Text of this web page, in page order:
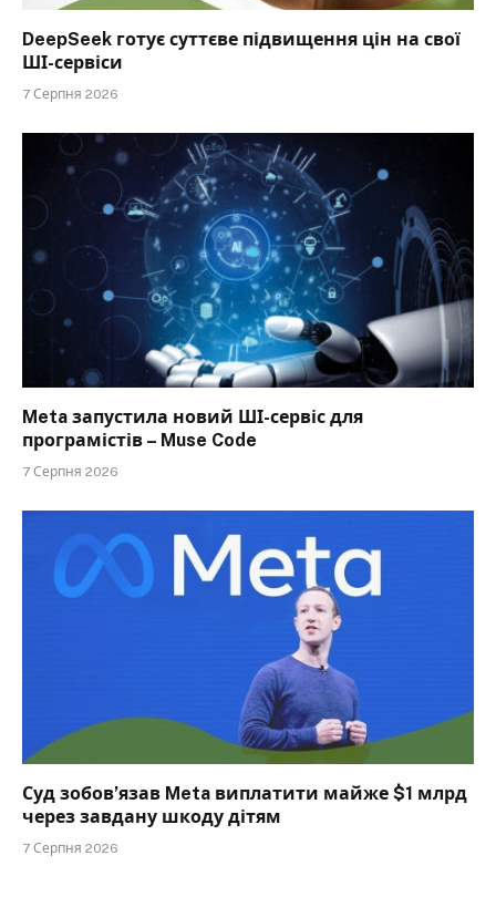
DeepSeek готує суттєве підвищення цін на свої
ШІ-сервіси
7 Серпня 2026
Meta запустила новий ШІ-сервіс для
програмістів – Muse Code
7 Серпня 2026
Суд зобов’язав Meta виплатити майже $1 млрд
через завдану шкоду дітям
7 Серпня 2026